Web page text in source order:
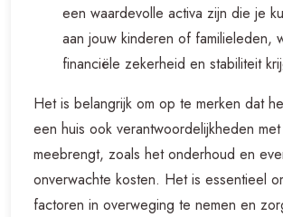
een waardevolle activa zijn die je
aan jouw kinderen of familieleden,
financiële zekerheid en stabiliteit
Het is belangrijk om op te merken dat
een huis ook verantwoordelijkheden
meebrengt, zoals het onderhoud en
onverwachte kosten. Het is essentieel
factoren in overweging te nemen en